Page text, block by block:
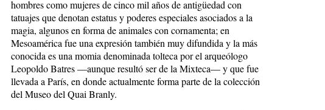
hombres como mujeres de cinco mil años de antigüedad con
tatuajes que denotan estatus y poderes especiales asociados a la
magia, algunos en forma de animales con cornamenta; en
Mesoamérica fue una expresión también muy difundida y la más
conocida es una momia denominada tolteca por el arqueólogo
Leopoldo Batres —aunque resultó ser de la Mixteca— y que fue
llevada a París, en donde actualmente forma parte de la colección
del Museo del Quai Branly.